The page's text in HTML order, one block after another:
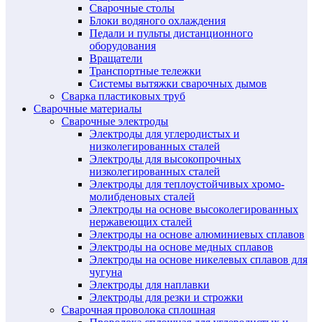
Сварочные столы
Блоки водяного охлаждения
Педали и пульты дистанционного
оборудования
Вращатели
Транспортные тележки
Системы вытяжки сварочных дымов
Сварка пластиковых труб
Сварочные материалы
Сварочные электроды
Электроды для углеродистых и
низколегированных сталей
Электроды для высокопрочных
низколегированных сталей
Электроды для теплоустойчивых хромо-
молибденовых сталей
Электроды на основе высоколегированных
нержавеющих сталей
Электроды на основе алюминиевых сплавов
Электроды на основе медных сплавов
Электроды на основе никелевых сплавов для
чугуна
Электроды для наплавки
Электроды для резки и строжки
Сварочная проволока сплошная